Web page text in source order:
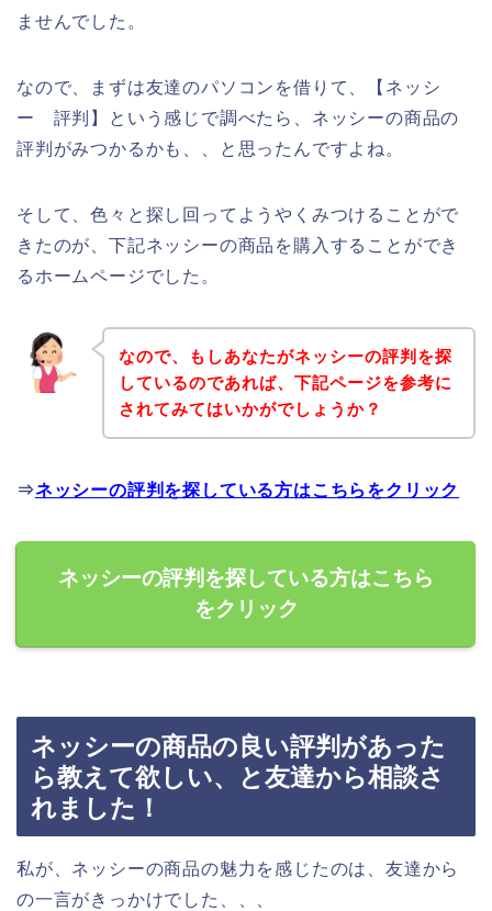
ませんでした。
なので、まずは友達のパソコンを借りて、【ネッシ
ー 評判】という感じで調べたら、ネッシーの商品の
評判がみつかるかも、、と思ったんですよね。
そして、色々と探し回ってようやくみつけることがで
きたのが、下記ネッシーの商品を購入することができ
るホームページでした。
なので、もしあなたがネッシーの評判を探
しているのであれば、下記ページを参考に
されてみてはいかがでしょうか？
⇒ネッシーの評判を探している方はこちらをクリック
ネッシーの評判を探している方はこちら
をクリック
ネッシーの商品の良い評判があった
ら教えて欲しい、と友達から相談さ
れました！
私が、ネッシーの商品の魅力を感じたのは、友達から
の一言がきっかけでした、、、